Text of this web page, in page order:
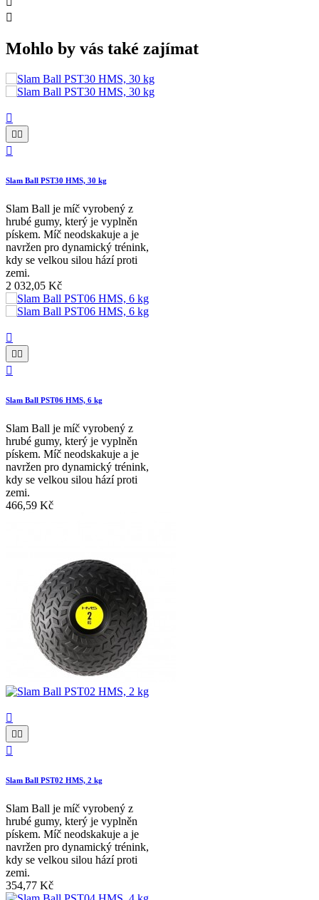

Mohlo by vás také zajímat

 

Slam Ball PST30 HMS, 30 kg
Slam Ball je míč vyrobený z
hrubé gumy, který je vyplněn
pískem. Míč neodskakuje a je
navržen pro dynamický trénink,
kdy se velkou silou hází proti
zemi.
2 032,05 Kč

 

Slam Ball PST06 HMS, 6 kg
Slam Ball je míč vyrobený z
hrubé gumy, který je vyplněn
pískem. Míč neodskakuje a je
navržen pro dynamický trénink,
kdy se velkou silou hází proti
zemi.
466,59 Kč

 

Slam Ball PST02 HMS, 2 kg
Slam Ball je míč vyrobený z
hrubé gumy, který je vyplněn
pískem. Míč neodskakuje a je
navržen pro dynamický trénink,
kdy se velkou silou hází proti
zemi.
354,77 Kč